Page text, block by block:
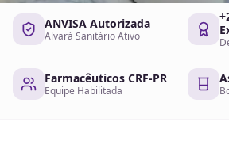
ANVISA Autorizada
Alvará Sanitário Ativo
Farmacêuticos CRF-PR
Equipe Habilitada